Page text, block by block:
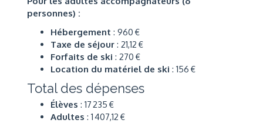
personnes) :
Hébergement : 960 €
Taxe de séjour : 21,12 €
Forfaits de ski : 270 €
Location du matériel de ski : 156 €
Total des dépenses
Élèves : 17 235 €
Adultes : 1 407,12 €